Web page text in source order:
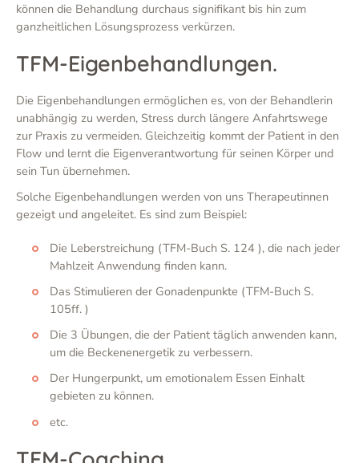
können die Behandlung durchaus signifikant bis hin zum
ganzheitlichen Lösungsprozess verkürzen.
TFM-Eigenbehandlungen.
Die Eigenbehandlungen ermöglichen es, von der Behandlerin
unabhängig zu werden, Stress durch längere Anfahrtswege
zur Praxis zu vermeiden. Gleichzeitig kommt der Patient in den
Flow und lernt die Eigenverantwortung für seinen Körper und
sein Tun übernehmen.
Solche Eigenbehandlungen werden von uns Therapeutinnen
gezeigt und angeleitet. Es sind zum Beispiel:
Die Leberstreichung (TFM-Buch S. 124 ), die nach jeder
Mahlzeit Anwendung finden kann.
Das Stimulieren der Gonadenpunkte (TFM-Buch S.
105ff. )
Die 3 Übungen, die der Patient täglich anwenden kann,
um die Beckenenergetik zu verbessern.
Der Hungerpunkt, um emotionalem Essen Einhalt
gebieten zu können.
etc.